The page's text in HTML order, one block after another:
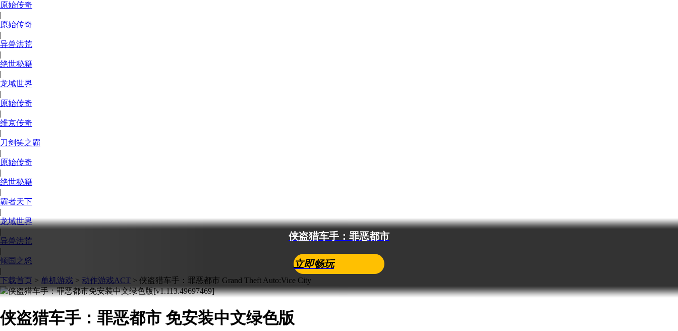
原始传奇
|
原始传奇
|
异兽洪荒
|
绝世秘籍
|
龙域世界
|
原始传奇
|
维京传奇
|
刀剑笑之霸
|
原始传奇
|
绝世秘籍
|
霸者天下
|
龙域世界
|
异兽洪荒
|
倾国之怒
|
下载首页 > 单机游戏 > 动作游戏ACT > 侠盗猎车手：罪恶都市 Grand Theft Auto:Vice City
侠盗猎车手：罪恶都市 免安装中文绿色版
侠盗猎车手：罪恶都市
立即畅玩